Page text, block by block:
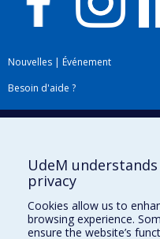
Nouvelles | Événement
Besoin d'aide ?
Plan du site|Accessibilité
Téléchargez les logos de
UdeM
privacy
Cookies allow us to
browsing experience.
ensure the website’s